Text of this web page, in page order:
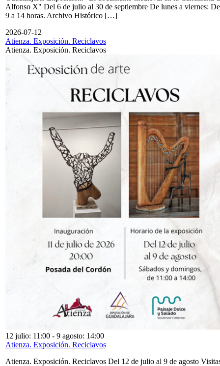
Alfonso X" Del 6 de julio al 30 de septiembre De lunes a viernes: De
9 a 14 horas. Archivo Histórico […]
2026-07-12
Atienza. Exposición. Reciclavos
Atienza. Exposición. Reciclavos
12 julio: 11:00 - 9 agosto: 14:00
Atienza. Exposición. Reciclavos
Atienza. Exposición. Reciclavos Del 12 de julio al 9 de agosto